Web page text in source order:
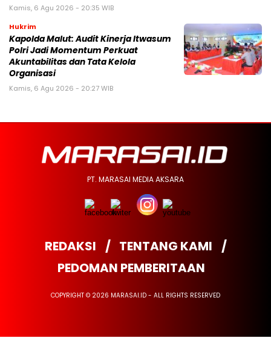
Kamis, 6 Agu 2026 - 20:35 WIB
Hukrim
Kapolda Malut: Audit Kinerja Itwasum
Polri Jadi Momentum Perkuat
Akuntabilitas dan Tata Kelola
Organisasi
Kamis, 6 Agu 2026 - 20:27 WIB
PT. MARASAI MEDIA AKSARA
REDAKSI
TENTANG KAMI
PEDOMAN PEMBERITAAN
COPYRIGHT © 2026 MARASAI.ID - ALL RIGHTS RESERVED